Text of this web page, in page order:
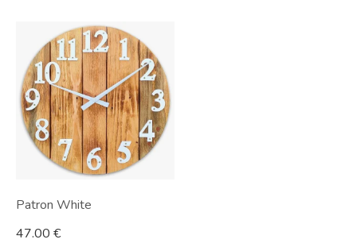
Patron White
47.00 €